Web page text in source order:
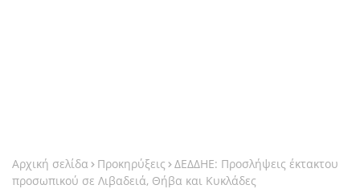
Αρχική σελίδα Προκηρύξεις
ΔΕΔΔΗΕ: Προσλήψεις έκτακτου
προσωπικού σε Λιβαδειά, Θήβα και Κυκλάδες